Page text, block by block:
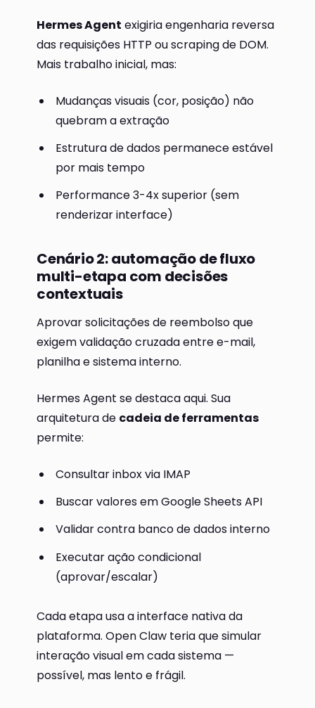
Hermes Agent exigiria engenharia reversa
das requisições HTTP ou scraping de DOM.
Mais trabalho inicial, mas:
Mudanças visuais (cor, posição) não
quebram a extração
Estrutura de dados permanece estável
por mais tempo
Performance 3-4x superior (sem
renderizar interface)
Cenário 2: automação de fluxo
multi-etapa com decisões
contextuais
Aprovar solicitações de reembolso que
exigem validação cruzada entre e-mail,
planilha e sistema interno.
Hermes Agent se destaca aqui. Sua
arquitetura de cadeia de ferramentas
permite:
Consultar inbox via IMAP
Buscar valores em Google Sheets API
Validar contra banco de dados interno
Executar ação condicional
(aprovar/escalar)
Cada etapa usa a interface nativa da
plataforma. Open Claw teria que simular
interação visual em cada sistema —
possível, mas lento e frágil.